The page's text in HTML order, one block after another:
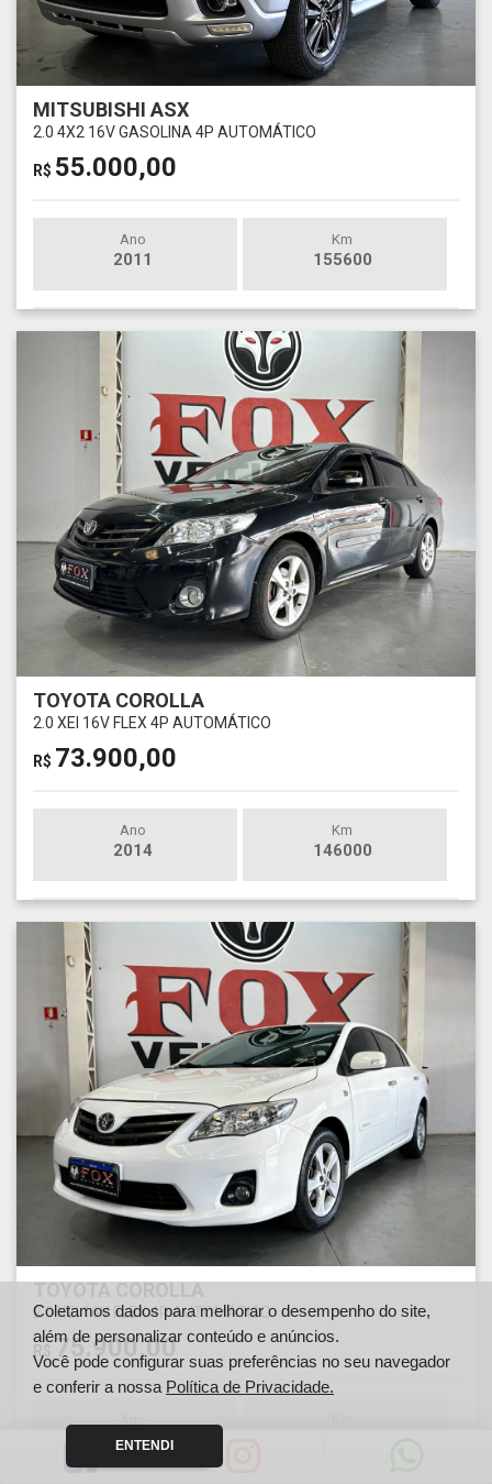
MITSUBISHI ASX
2.0 4X2 16V GASOLINA 4P AUTOMÁTICO
R$ 55.000,00
Ano
2011
Km
155600
TOYOTA COROLLA
2.0 XEI 16V FLEX 4P AUTOMÁTICO
R$ 73.900,00
Ano
2014
Km
146000
2.0 XEI 16V FLEX 4P AUTOMÁTICO
75.900,00
2014
Coletamos dados para melhorar o desempenho do site,
além de personalizar conteúdo e anúncios.
Você pode configurar suas preferências no seu navegador
e conferir a nossa Política de Privacidade.
ENTENDI